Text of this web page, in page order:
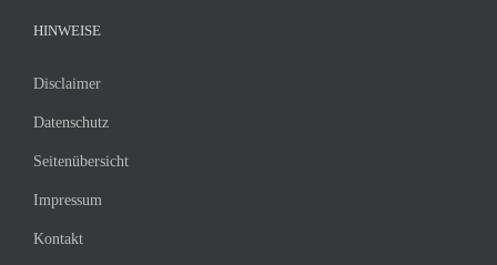
HINWEISE
Disclaimer
Datenschutz
Seitenübersicht
Impressum
Kontakt